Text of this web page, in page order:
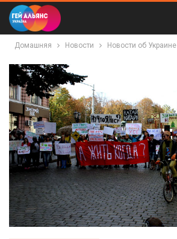
Домашняя Новости Новости об Украине